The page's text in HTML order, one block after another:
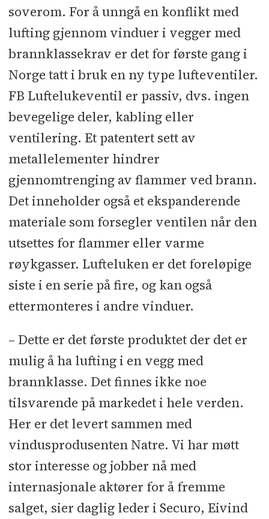
soverom. For å unngå en konflikt med
lufting gjennom vinduer i vegger med
brannklassekrav er det for første gang i
Norge tatt i bruk en ny type lufteventiler.
FB Luftelukeventil er passiv, dvs. ingen
bevegelige deler, kabling eller
ventilering. Et patentert sett av
metallelementer hindrer
gjennomtrenging av flammer ved brann.
Det inneholder også et ekspanderende
materiale som forsegler ventilen når den
utsettes for flammer eller varme
røykgasser. Lufteluken er det foreløpige
siste i en serie på fire, og kan også
ettermonteres i andre vinduer.
– Dette er det første produktet der det er
mulig å ha lufting i en vegg med
brannklasse. Det finnes ikke noe
tilsvarende på markedet i hele verden.
Her er det levert sammen med
vindusprodusenten Natre. Vi har møtt
stor interesse og jobber nå med
internasjonale aktører for å fremme
salget, sier daglig leder i Securo, Eivind